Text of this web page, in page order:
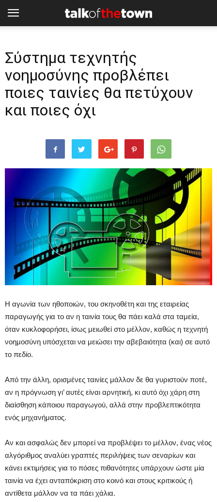
Σύστημα τεχνητής
νοημοσύνης προβλέπει
ποιες ταινίες θα πετύχουν
και ποιες όχι
Η αγωνία των ηθοποιών, του σκηνοθέτη και της εταιρείας
παραγωγής για το αν η ταινία τους θα πάει καλά στα ταμεία,
όταν κυκλοφορήσει, ίσως μειωθεί στο μέλλον, καθώς η τεχνητή
νοημοσύνη υπόσχεται να μειώσει την αβεβαιότητα (και) σε αυτό
το πεδίο.
Από την άλλη, ορισμένες ταινίες μάλλον δε θα γυριστούν ποτέ,
αν η πρόγνωση γι’ αυτές είναι αρνητική, κι αυτό όχι χάρη στη
διαίσθηση κάποιου παραγωγού, αλλά στην προβλεπτικότητα
ενός μηχανήματος.
Αν και ασφαλώς δεν μπορεί να προβλέψει το μέλλον, ένας νέος
αλγόριθμος αναλύει γραπτές περιλήψεις των σεναρίων και
κάνει εκτιμήσεις για το πόσες πιθανότητες υπάρχουν ώστε μία
ταινία να έχει ανταπόκριση στο κοινό και στους κριτικούς ή
αντίθετα μάλλον να τα πάει χάλια.